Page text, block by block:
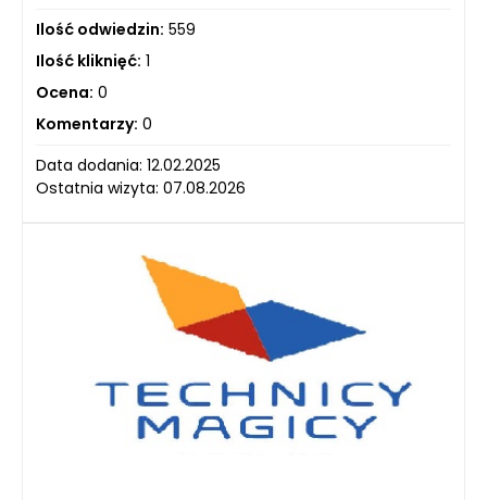
Ilość odwiedzin: 559
Ilość kliknięć: 1
Ocena: 0
Komentarzy: 0
Data dodania: 12.02.2025
Ostatnia wizyta: 07.08.2026